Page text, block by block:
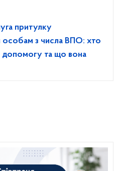
притулку
особам з числа ВПО: хто
та що вона